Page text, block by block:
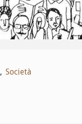
, Società